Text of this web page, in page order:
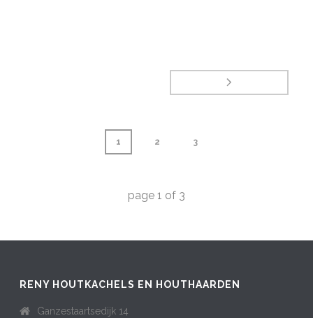
1 2 3
page 1 of 3
RENY HOUTKACHELS EN HOUTHAARDEN
Ganzestaartsedijk 14